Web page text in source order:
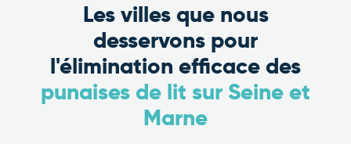
Les villes que nous
desservons pour
l'élimination efficace des
punaises de lit sur Seine et
Marne